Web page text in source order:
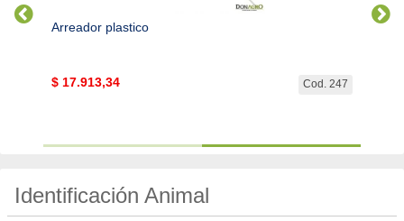
Arreador plastico
Cod. 247
$ 17.913,34
Identificación Animal